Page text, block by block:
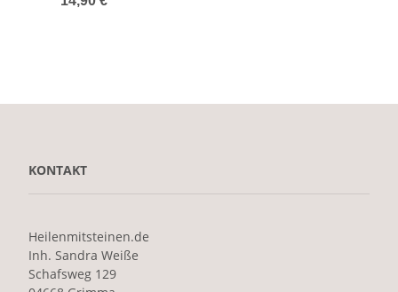
KONTAKT
Heilenmitsteinen.de
Inh. Sandra Weiße
Schafsweg 129